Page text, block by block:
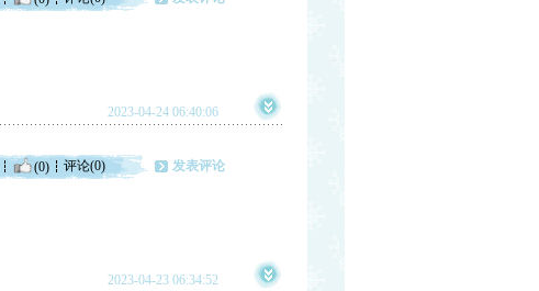
2023-04-24 06:40:06
(0) 评论(0) 发表评论
2023-04-23 06:34:52